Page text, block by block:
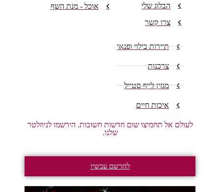
הבלוג שלי
צרו קשר
אוכל - מנת השף
תיירות בילוי ופנאי
צרכנות
מגזין לייף סטייל
איכות חיים
לעולם אל תחמיצו שום חדשות חשובות. הירשמו לניוזלטר
שלנו.
להרשם עכשיו